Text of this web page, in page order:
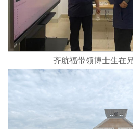
齐航福带领博士生在